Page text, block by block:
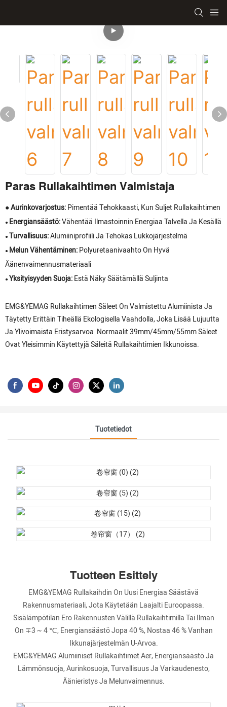
Paras Rullakaihtimen Valmistaja
● Aurinkovarjostus:Pimentää Tehokkaasti, Kun Suljet Rullakaihtimen
● Energiansäästö:Vähentää Ilmastoinnin Energiaa Talvella Ja Kesällä
● Turvallisuus:Alumiiniprofiili Ja Tehokas Lukkojärjestelmä
● Melun Vähentäminen:Polyuretaanivaahto On Hyvä
Äänenvaimennusmateriaali
● Yksityisyyden Suoja:Estä Näky Säätämällä Suljinta
EMG&YEMAG Rullakaihtimen Säleet On Valmistettu Alumiinista Ja
Täytetty Erittäin Tiheällä Ekologisella Vaahdolla, Joka Lisää Lujuutta
Ja Ylivoimaista Eristysarvoa Normaalit 39mm/45mm/55mm Säleet
Ovat Yleisimmin Käytettyjä Säleitä Rullakaihtimien Ikkunoissa.
Tuotetiedot
Tuotteen Esittely
EMG&YEMAG Rullakaihdin On Uusi Energiaa Säästävä
Rakennusmateriaali, Jota Käytetään Laajalti Euroopassa.
Sisälämpötilan Ero Rakennusten Välillä Rullakaihtimilla Tai Ilman
On ∓3 ~ 4 ℃, Energiansäästö Jopa 40 %, Nostaa 46 % Vanhan
Ikkunajärjestelmän U-Arvoa.
EMG&YEMAG Alumiiniset Rullakaihtimet Aer, Energiansäästö Ja
Lämmönsuoja, Aurinkosuoja, Turvallisuus Ja Varkaudenesto,
Äänieristys Ja Melunvaimennus.